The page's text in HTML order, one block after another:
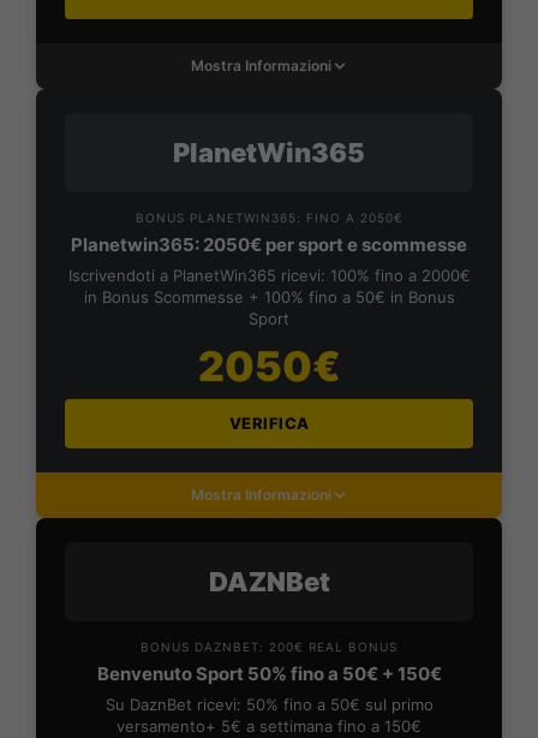
Mostra Informazioni
PlanetWin365
BONUS PLANETWIN365: FINO A 2050€
Planetwin365: 2050€ per sport e scommesse
Iscrivendoti a PlanetWin365 ricevi: 100% fino a 2000€
in Bonus Scommesse + 100% fino a 50€ in Bonus
Sport
2050€
VERIFICA
Mostra Informazioni
DAZNBet
BONUS DAZNBET: 200€ REAL BONUS
Benvenuto Sport 50% fino a 50€ + 150€
Su DaznBet ricevi: 50% fino a 50€ sul primo
versamento+ 5€ a settimana fino a 150€